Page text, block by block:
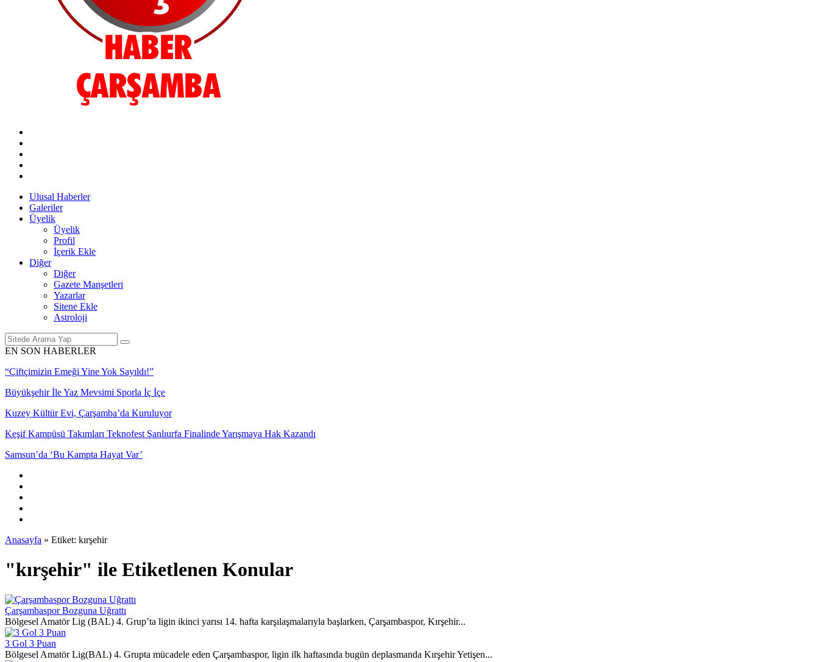
Ulusal Haberler
Galeriler
Üyelik
Üyelik
Profil
İçerik Ekle
Diğer
Diğer
Gazete Manşetleri
Yazarlar
Sitene Ekle
Astroloji
EN SON HABERLER
“Çiftçimizin Emeği Yine Yok Sayıldı!”
Büyükşehir İle Yaz Mevsimi Sporla İç İçe
Kuzey Kültür Evi, Çarşamba’da Kuruluyor
Keşif Kampüsü Takımları Teknofest Şanlıurfa Finalinde Yarışmaya Hak Kazandı
Samsun’da ‘Bu Kampta Hayat Var’
Anasayfa » Etiket: kırşehir
"kırşehir" ile Etiketlenen Konular
Çarşambaspor Bozguna Uğrattı
Bölgesel Amatör Lig (BAL) 4. Grup’ta ligin ikinci yarısı 14. hafta karşılaşmalarıyla başlarken, Çarşambaspor, Kırşehir...
3 Gol 3 Puan
Bölgesel Amatör Lig(BAL) 4. Grupta mücadele eden Çarşambaspor, ligin ilk haftasında bugün deplasmanda Kırşehir Yetişen...